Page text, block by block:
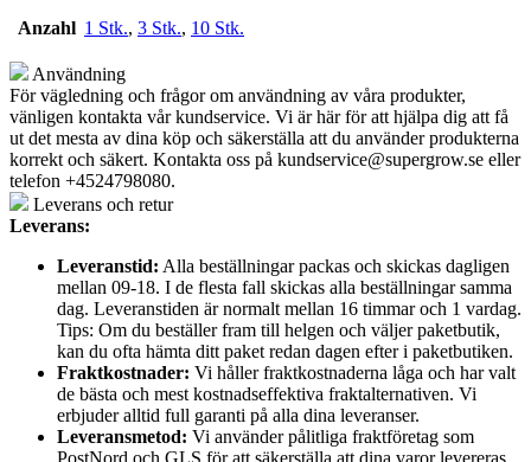
Anzahl 1 Stk., 3 Stk., 10 Stk.
Användning
För vägledning och frågor om användning av våra produkter,
vänligen kontakta vår kundservice. Vi är här för att hjälpa dig att få
ut det mesta av dina köp och säkerställa att du använder produkterna
korrekt och säkert. Kontakta oss på kundservice@supergrow.se eller
telefon +4524798080.
Leverans och retur
Leverans:
Leveranstid: Alla beställningar packas och skickas dagligen
mellan 09-18. I de flesta fall skickas alla beställningar samma
dag. Leveranstiden är normalt mellan 16 timmar och 1 vardag.
Tips: Om du beställer fram till helgen och väljer paketbutik,
kan du ofta hämta ditt paket redan dagen efter i paketbutiken.
Fraktkostnader: Vi håller fraktkostnaderna låga och har valt
de bästa och mest kostnadseffektiva fraktalternativen. Vi
erbjuder alltid full garanti på alla dina leveranser.
Leveransmetod: Vi använder pålitliga fraktföretag som
PostNord och GLS för att säkerställa att dina varor levereras